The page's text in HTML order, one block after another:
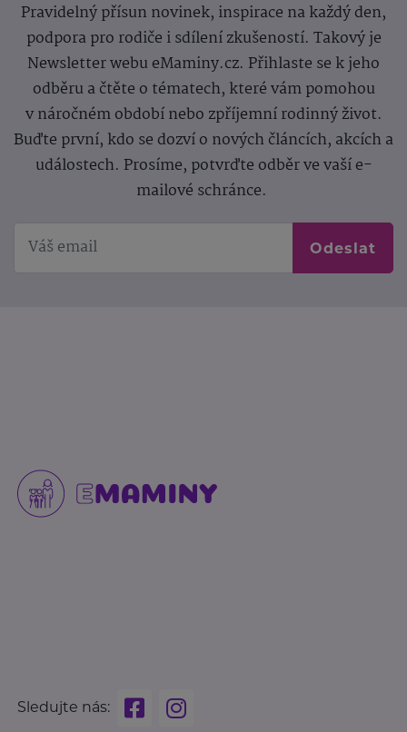
Pravidelný přísun novinek, inspirace na každý den,
podpora pro rodiče i sdílení zkušeností. Takový je
Newsletter webu eMaminy.cz. Přihlaste se k jeho
odběru a čtěte o tématech, které vám pomohou
v náročném období nebo zpříjemní rodinný život.
Buďte první, kdo se dozví o nových článcích, akcích a
událostech. Prosíme, potvrďte odběr ve vaší e-
mailové schránce.
Odeslat
Sledujte nás: